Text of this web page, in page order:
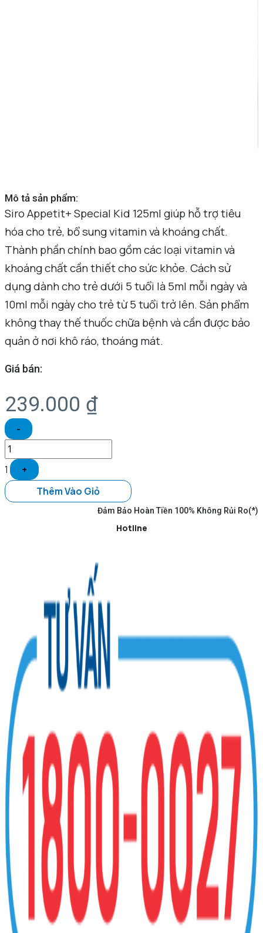
Mô tả sản phẩm:
Siro Appetit+ Special Kid 125ml giúp hỗ trợ tiêu
hóa cho trẻ, bổ sung vitamin và khoáng chất.
Thành phần chính bao gồm các loại vitamin và
khoáng chất cần thiết cho sức khỏe. Cách sử
dụng dành cho trẻ dưới 5 tuổi là 5ml mỗi ngày và
10ml mỗi ngày cho trẻ từ 5 tuổi trở lên. Sản phẩm
không thay thế thuốc chữa bệnh và cần được bảo
quản ở nơi khô ráo, thoáng mát.
Giá bán:
239.000 ₫
-
1
+
Thêm Vào Giỏ
Đảm Bảo Hoàn Tiền 100% Không Rủi Ro(*)
Hotline